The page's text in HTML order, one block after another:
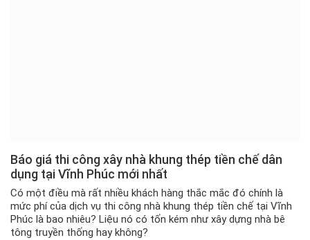
Báo giá thi công xây nhà khung thép tiền chế dân
dụng tại Vĩnh Phúc mới nhất
Có một điều mà rất nhiều khách hàng thắc mắc đó chính là
mức phí của dịch vụ thi công nhà khung thép tiền chế tại Vĩnh
Phúc là bao nhiêu? Liệu nó có tốn kém như xây dựng nhà bê
tông truyền thống hay không?